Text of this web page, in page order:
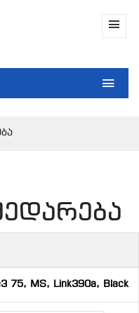
75, MS, Link390a, Black